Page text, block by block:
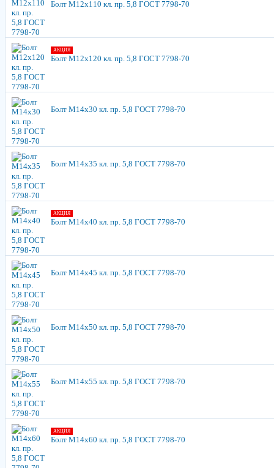
Болт М12х110 кл. пр. 5,8 ГОСТ 7798-70
АКЦИЯ
Болт М12х120 кл. пр. 5,8 ГОСТ 7798-70
Болт М14х30 кл. пр. 5,8 ГОСТ 7798-70
Болт М14х35 кл. пр. 5,8 ГОСТ 7798-70
АКЦИЯ
Болт М14х40 кл. пр. 5,8 ГОСТ 7798-70
Болт М14х45 кл. пр. 5,8 ГОСТ 7798-70
Болт М14х50 кл. пр. 5,8 ГОСТ 7798-70
Болт М14х55 кл. пр. 5,8 ГОСТ 7798-70
АКЦИЯ
Болт М14х60 кл. пр. 5,8 ГОСТ 7798-70